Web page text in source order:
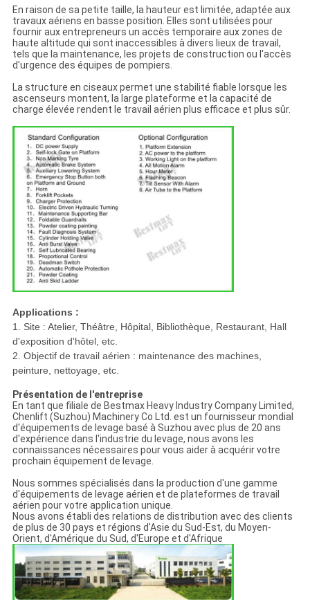
En raison de sa petite taille, la hauteur est limitée, adaptée aux
travaux aériens en basse position. Elles sont utilisées pour
fournir aux entrepreneurs un accès temporaire aux zones de
haute altitude qui sont inaccessibles à divers lieux de travail,
tels que la maintenance, les projets de construction ou l'accès
d'urgence des équipes de pompiers.
La structure en ciseaux permet une stabilité fiable lorsque les
ascenseurs montent, la large plateforme et la capacité de
charge élevée rendent le travail aérien plus efficace et plus sûr.
Applications :
1. Site : Atelier, Théâtre, Hôpital, Bibliothèque, Restaurant, Hall
d'exposition d'hôtel, etc.
2. Objectif de travail aérien : maintenance des machines,
peinture, nettoyage, etc.
Présentation de l'entreprise
En tant que filiale de Bestmax Heavy Industry Company Limited,
Chenlift (Suzhou) Machinery Co Ltd. est un fournisseur mondial
d'équipements de levage basé à Suzhou avec plus de 20 ans
d'expérience dans l'industrie du levage, nous avons les
connaissances nécessaires pour vous aider à acquérir votre
prochain équipement de levage.
Nous sommes spécialisés dans la production d'une gamme
d'équipements de levage aérien et de plateformes de travail
aérien pour votre application unique.
Nous avons établi des relations de distribution avec des clients
de plus de 30 pays et régions d'Asie du Sud-Est, du Moyen-
Orient, d'Amérique du Sud, d'Europe et d'Afrique